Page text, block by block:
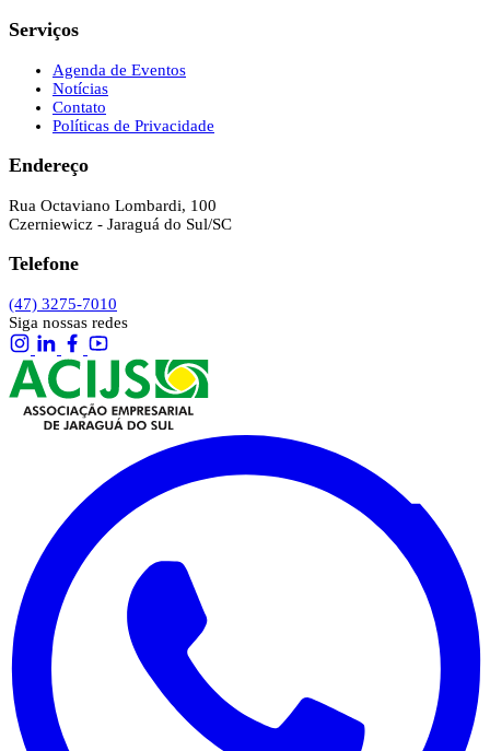
Serviços
Agenda de Eventos
Notícias
Contato
Políticas de Privacidade
Endereço
Rua Octaviano Lombardi, 100
Czerniewicz - Jaraguá do Sul/SC
Telefone
(47) 3275-7010
Siga nossas redes